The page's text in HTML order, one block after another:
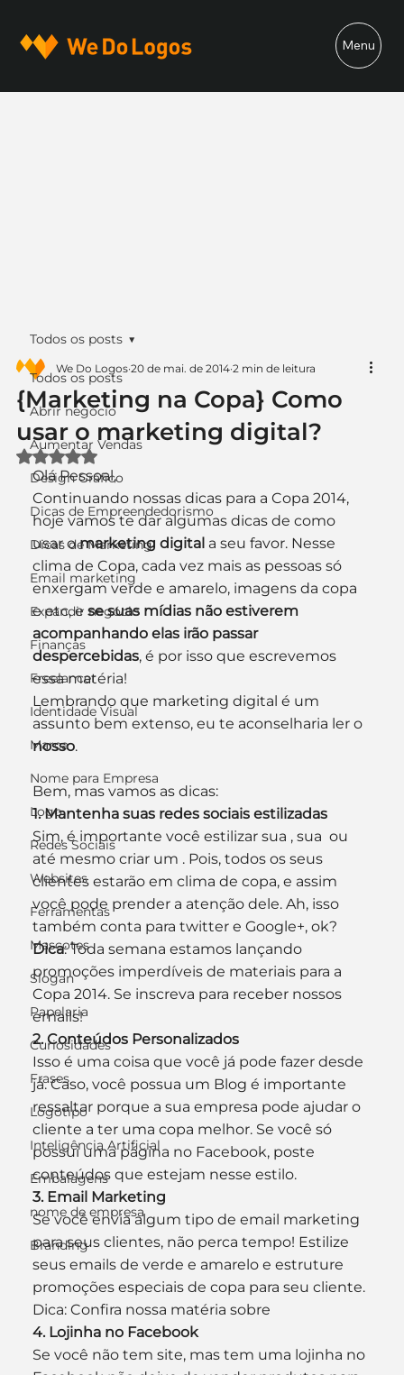
Menu
Todos os posts
Abrir negócio
Aumentar Vendas
Design Gráfico
Dicas de Empreendedorismo
Dicas de Marketing
Email marketing
Expandir negócio
Finanças
Freelancer
Identidade Visual
Marca
Nome para Empresa
Logo
Redes Sociais
Websites
Ferramentas
Mascotes
Slogan
Papelaria
Curiosidades
Frases
Logotipo
Inteligência Artificial
Embalagens
nome de empresa
Branding
Todos os posts
{Marketing na Copa} Como
usar o marketing digital?
We Do Logos 20 de mai. de 2014 2 min de leitura
Avaliado com NaN de 5 estrelas.
Olá Pessoal,
Continuando nossas dicas para a Copa 2014,
hoje vamos te dar algumas dicas de como
usar o marketing digital a seu favor. Nesse
clima de Copa, cada vez mais as pessoas só
enxergam verde e amarelo, imagens da copa
e etc, e se suas mídias não estiverem
acompanhando elas irão passar
despercebidas, é por isso que escrevemos
essa matéria!
Lembrando que marketing digital é um
assunto bem extenso, eu te aconselharia ler o
nosso.
Bem, mas vamos as dicas:
1. Mantenha suas redes sociais estilizadas
Sim, é importante você estilizar sua , sua  ou
até mesmo criar um . Pois, todos os seus
clientes estarão em clima de copa, e assim
você pode prender a atenção dele. Ah, isso
também conta para twitter e Google+, ok?
Dica: Toda semana estamos lançando
promoções imperdíveis de materiais para a
Copa 2014. Se inscreva para receber nossos
emails!
2. Conteúdos Personalizados
Isso é uma coisa que você já pode fazer desde
já. Caso, você possua um Blog é importante
ressaltar porque a sua empresa pode ajudar o
cliente a ter uma copa melhor. Se você só
possui uma página no Facebook, poste
conteúdos que estejam nesse estilo.
3. Email Marketing
Se você envia algum tipo de email marketing
para seus clientes, não perca tempo! Estilize
seus emails de verde e amarelo e estruture
promoções especiais de copa para seu cliente.
Dica: Confira nossa matéria sobre
4. Lojinha no Facebook
Se você não tem site, mas tem uma lojinha no